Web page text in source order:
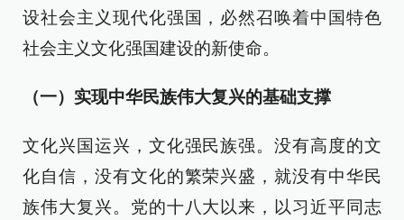
设社会主义现代化强国，必然召唤着中国特色
社会主义文化强国建设的新使命。
（一）实现中华民族伟大复兴的基础支撑
文化兴国运兴，文化强民族强。没有高度的文
化自信，没有文化的繁荣兴盛，就没有中华民
族伟大复兴。党的十八大以来，以习近平同志